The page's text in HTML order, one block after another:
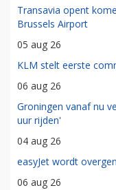
Transavia opent
Brussels Airport
05 aug 26
KLM stelt eerste
06 aug 26
Groningen vanaf nu
uur rijden'
04 aug 26
easyJet wordt
06 aug 26